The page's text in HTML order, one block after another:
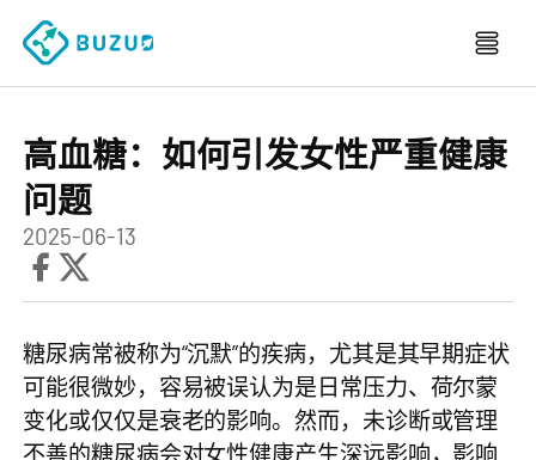
高血糖：如何引发女性严重健康
问题
2025-06-13
糖尿病常被称为“沉默”的疾病，尤其是其早期症状
可能很微妙，容易被误认为是日常压力、荷尔蒙
变化或仅仅是衰老的影响。然而，未诊断或管理
不善的糖尿病会对女性健康产生深远影响，影响